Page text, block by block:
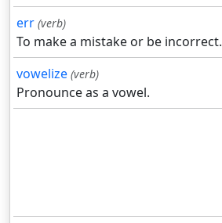
err (verb)
To make a mistake or be incorrect.
vowelize (verb)
Pronounce as a vowel.